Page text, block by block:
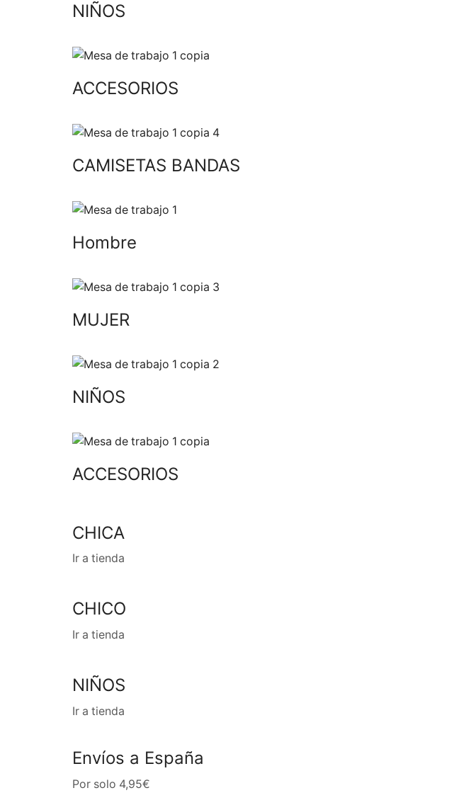
NIÑOS
ACCESORIOS
CAMISETAS BANDAS
Hombre
MUJER
NIÑOS
ACCESORIOS
CHICA
Ir a tienda
CHICO
Ir a tienda
NIÑOS
Ir a tienda
Envíos a España
Por solo 4,95€